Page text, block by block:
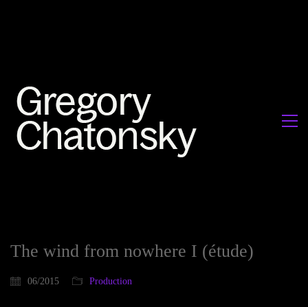
The wind from nowhere I (étude)
06/2015 Production